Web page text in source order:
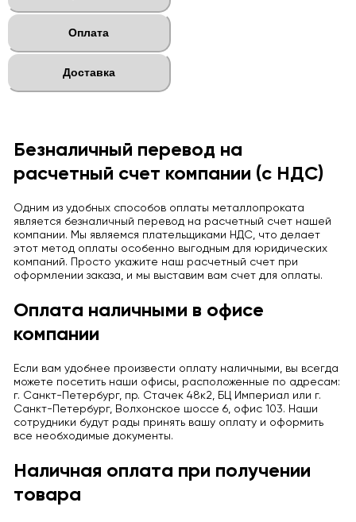
Оплата
Доставка
Безналичный перевод на
расчетный счет компании (с НДС)
Одним из удобных способов оплаты металлопроката
является безналичный перевод на расчетный счет нашей
компании. Мы являемся плательщиками НДС, что делает
этот метод оплаты особенно выгодным для юридических
компаний. Просто укажите наш расчетный счет при
оформлении заказа, и мы выставим вам счет для оплаты.
Оплата наличными в офисе
компании
Если вам удобнее произвести оплату наличными, вы всегда
можете посетить наши офисы, расположенные по адресам:
г. Санкт-Петербург, пр. Стачек 48к2, БЦ Империал или г.
Санкт-Петербург, Волхонское шоссе 6, офис 103. Наши
сотрудники будут рады принять вашу оплату и оформить
все необходимые документы.
Наличная оплата при получении
товара